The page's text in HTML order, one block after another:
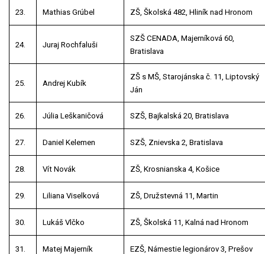
23. Mathias Grúbel ZŠ, Školská 482, Hliník nad Hronom
24. Juraj Rochfaluši
SZŠ CENADA, Majerníková 60,
Bratislava
25. Andrej Kubík
ZŠ s MŠ, Starojánska č. 11, Liptovský
Ján
26. Júlia Leškaničová SZŠ, Bajkalská 20, Bratislava
27. Daniel Kelemen SZŠ, Znievska 2, Bratislava
28. Vít Novák ZŠ, Krosnianska 4, Košice
29. Liliana Viselková ZŠ, Družstevná 11, Martin
30. Lukáš Vlčko ZŠ, Školská 11, Kalná nad Hronom
31. Matej Majerník EZŠ, Námestie legionárov 3, Prešov